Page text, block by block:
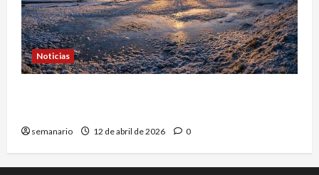
Noticias
semanario 12 de abril de 2026 0